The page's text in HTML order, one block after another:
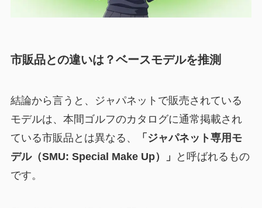
市販品との違いは？ベースモデルを推測
結論から言うと、ジャパネットで販売されている
モデルは、本間ゴルフのカタログに通常掲載され
ている市販品とは異なる、
「ジャパネット専用モ
デル（SMU: Special Make Up）」
と呼ばれるもの
です。